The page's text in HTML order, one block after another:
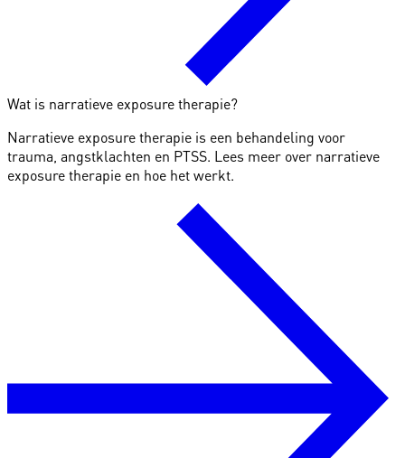
Wat is narratieve exposure therapie?
Narratieve exposure therapie is een behandeling voor
trauma, angstklachten en PTSS. Lees meer over narratieve
exposure therapie en hoe het werkt.